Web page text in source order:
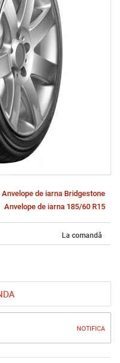
Anvelope de iarna Bridgestone
Anvelope de iarna 185/60 R15
La comandă
NOTIFICA